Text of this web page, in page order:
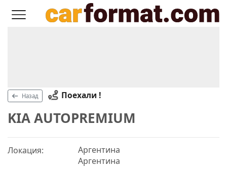
Назад Поехали !
KIA AUTOPREMIUM
Локация:
Аргентина
Аргентина